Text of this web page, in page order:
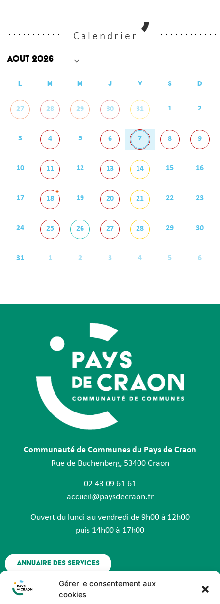
Gérer le consentement aux
cookies
Calendrier
L M M J V S D
27 28 29 30 31 1 2
3 4 5 6 7 8 9
10 11 12 13 14 15 16
17 18
+
19 20 21 22 23
24 25 26 27 28 29 30
31 1 2 3 4 5 6
Communauté de Communes du Pays de Craon
Rue de Buchenberg, 53400 Craon
02 43 09 61 61
accueil@paysdecraon.fr
Ouvert du lundi au vendredi de 9h00 à 12h00
puis 14h00 à 17h00
Annuaire des services
Nous contacter